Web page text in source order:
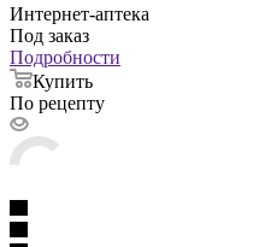
Интернет-аптека
Под заказ
Подробности
Купить
По рецепту